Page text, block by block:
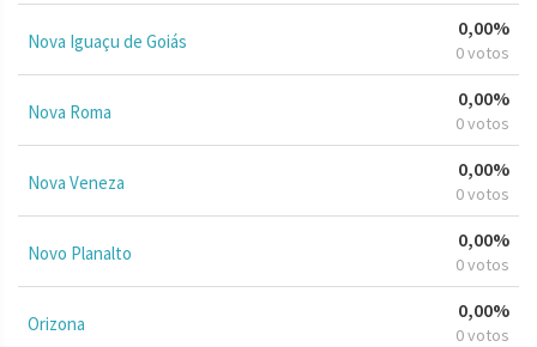
Nova Iguaçu de Goiás
0,00%
0 votos
Nova Roma
0,00%
0 votos
Nova Veneza
0,00%
0 votos
Novo Planalto
0,00%
0 votos
Orizona
0,00%
0 votos